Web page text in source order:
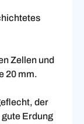
Zellen und
20 mm.
der
Erdung